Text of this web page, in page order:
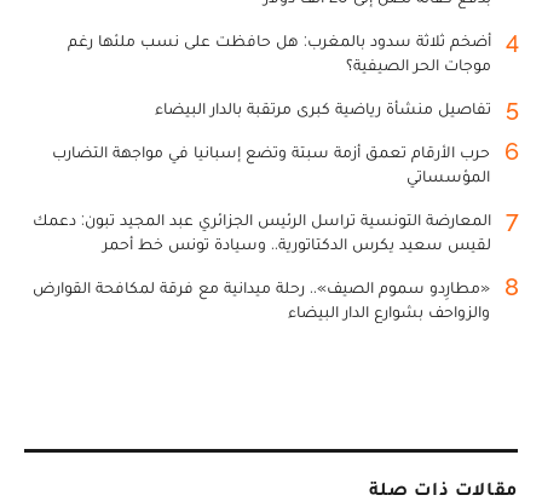
4
أضخم ثلاثة سدود بالمغرب: هل حافظت على نسب ملئها رغم
موجات الحر الصيفية؟
5 تفاصيل منشأة رياضية كبرى مرتقبة بالدار البيضاء
6
حرب الأرقام تعمق أزمة سبتة وتضع إسبانيا في مواجهة التضارب
المؤسساتي
7
المعارضة التونسية تراسل الرئيس الجزائري عبد المجيد تبون: دعمك
لقيس سعيد يكرس الدكتاتورية.. وسيادة تونس خط أحمر
8
«مطارِدو سموم الصيف».. رحلة ميدانية مع فرقة لمكافحة القوارض
والزواحف بشوارع الدار البيضاء
مقالات ذات صلة